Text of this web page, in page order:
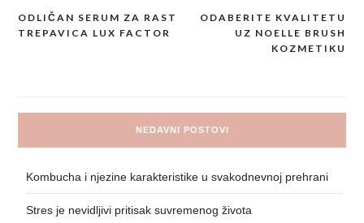
Post
ODLIČAN SERUM ZA RAST
TREPAVICA LUX FACTOR
ODABERITE KVALITETU
UZ NOELLE BRUSH
KOZMETIKU
NEDAVNI POSTOVI
Kombucha i njezine karakteristike u svakodnevnoj prehrani
Stres je nevidljivi pritisak suvremenog života